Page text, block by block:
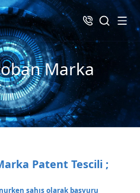
Marka
Patent Tescili ;
şahıs olarak başvuru